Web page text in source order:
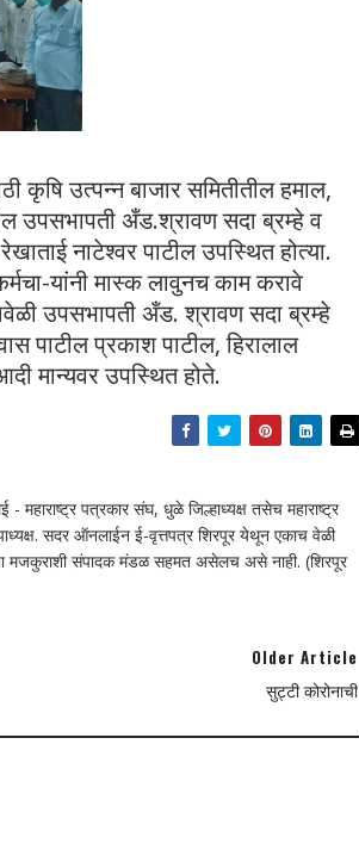
कृषि उत्पन्न बाजार समितीतील हमाल,
उपसभापती अँड.श्रावण सदा ब्रम्हे व
नाटेश्वर पाटील उपस्थित होत्या.
यांनी मास्क लावुनच काम करावे
उपसभापती अँड. श्रावण सदा ब्रम्हे
पाटील प्रकाश पाटील, हिरालाल
मान्यवर उपस्थित होते.
पत्रकार संघ, धुळे जिल्हाध्यक्ष तसेच महाराष्ट्र
सदर ऑनलाईन ई-वृत्तपत्र शिरपूर येथून एकाच वेळी
मजकुराशी संपादक मंडळ सहमत असेलच असे नाही. (शिरपूर
Older Article
सुट्टी कोरोनाची